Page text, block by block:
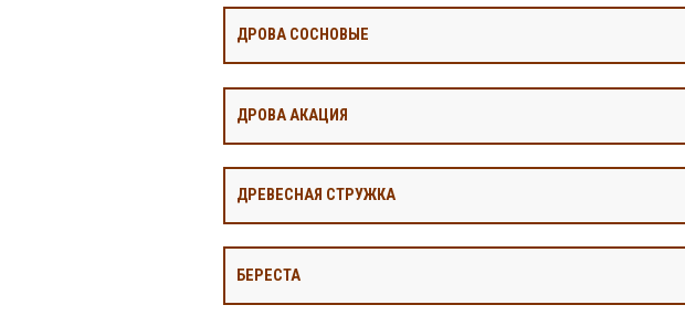
ДРОВА СОСНОВЫЕ
ДРОВА АКАЦИЯ
ДРЕВЕСНАЯ СТРУЖКА
БЕРЕСТА